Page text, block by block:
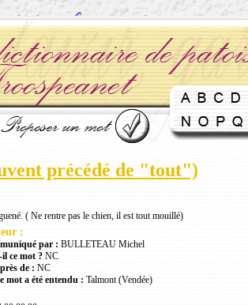
précédé de "tout")
( Ne rentre pas le chien, il est tout mouillé)
:
par : BULLETEAU Michel
ce mot ?NC
de : NC
mot a été entendu : Talmont (Vendée)